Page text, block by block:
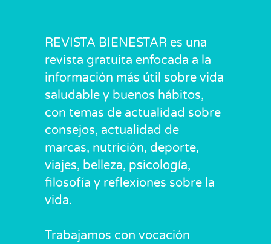
REVISTA BIENESTAR es una
revista gratuita enfocada a la
información más útil sobre vida
saludable y buenos hábitos,
con temas de actualidad sobre
consejos, actualidad de
marcas, nutrición, deporte,
viajes, belleza, psicología,
filosofía y reflexiones sobre la
vida.
Trabajamos con vocación